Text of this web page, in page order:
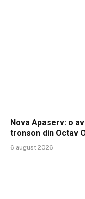
Nova Apaserv: o
tronson din Octav
6 august 2026